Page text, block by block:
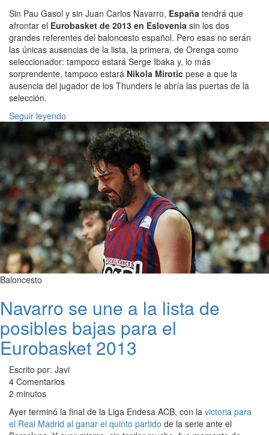
Sin Pau Gasol y sin Juan Carlos Navarro, España tendrá que
afrontar el Eurobasket de 2013 en Eslovenia sin los dos
grandes referentes del baloncesto español. Pero esas no serán
las únicas ausencias de la lista, la primera, de Orenga como
seleccionador: tampoco estará Serge Ibaka y, lo más
sorprendente, tampoco estará Nikola Mirotic pese a que la
ausencia del jugador de los Thunders le abría las puertas de la
selección.
Seguir leyendo
Baloncesto
Navarro se une a la lista de
posibles bajas para el
Eurobasket 2013
Escrito por: Javi
4 Comentarios
2 minutos
Ayer terminó la final de la Liga Endesa ACB, con la victoria para
el Real Madrid al ganar el quinto partido de la serie ante el